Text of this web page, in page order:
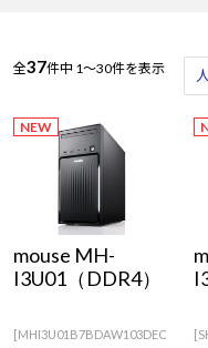
全37件中 1～30件を表示
NEW
mouse MH-
I3U01（DDR4）
[MHI3U01B7BDAW103DEC